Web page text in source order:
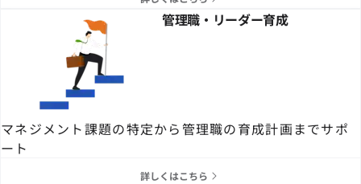
管理職・リーダー育成
マネジメント課題の特定から管理職の育成計画までサポ
ート
詳しくはこちら